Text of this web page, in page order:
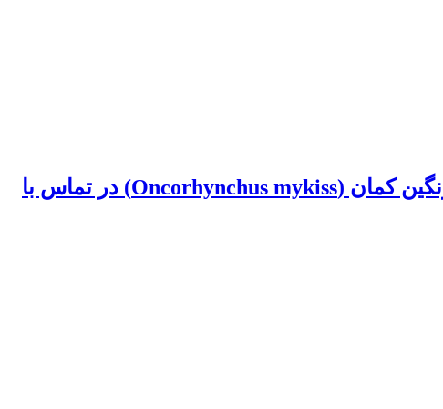
مطالعه تغییرات فاکتورهای بیوشیمیایی خون و آسیب شناسی بافتی کبد ماهی قزل آلای رنگین کمان (Oncorhynchus mykiss) در تماس با